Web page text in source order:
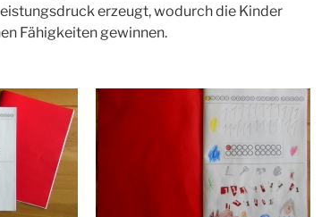
erzeugt, wodurch die Kinder
Fähigkeiten gewinnen.